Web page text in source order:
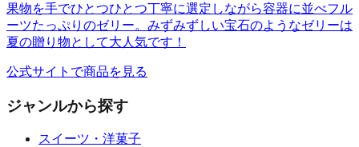
果物を手でひとつひとつ丁寧に選定しながら容器に並べフル
ーツたっぷりのゼリー。みずみずしい宝石のようなゼリーは
夏の贈り物として大人気です！
公式サイトで商品を見る
ジャンルから探す
スイーツ・洋菓子